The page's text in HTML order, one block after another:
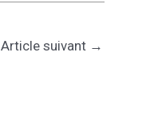
Article suivant →